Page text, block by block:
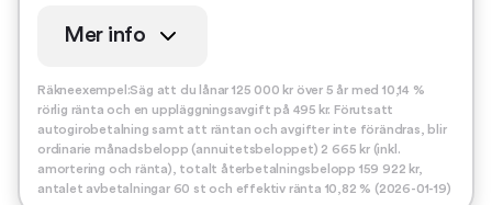
Mer info
Räkneexempel:Säg att du lånar 125 000 kr över 5 år med 10,14 %
rörlig ränta och en uppläggningsavgift på 495 kr. Förutsatt
autogirobetalning samt att räntan och avgifter inte förändras, blir
ordinarie månadsbelopp (annuitetsbeloppet) 2 665 kr (inkl.
amortering och ränta), totalt återbetalningsbelopp 159 922 kr,
antalet avbetalningar 60 st och effektiv ränta 10,82 % (2026-01-19)